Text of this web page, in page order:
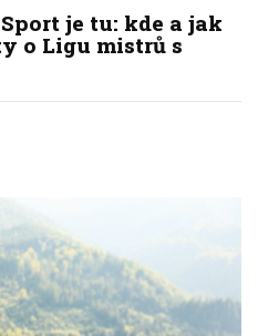
je tu: kde a jak
o Ligu mistrů s